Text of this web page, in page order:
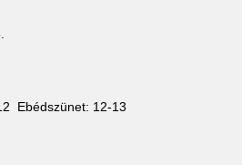
Ebédszünet: 12-13